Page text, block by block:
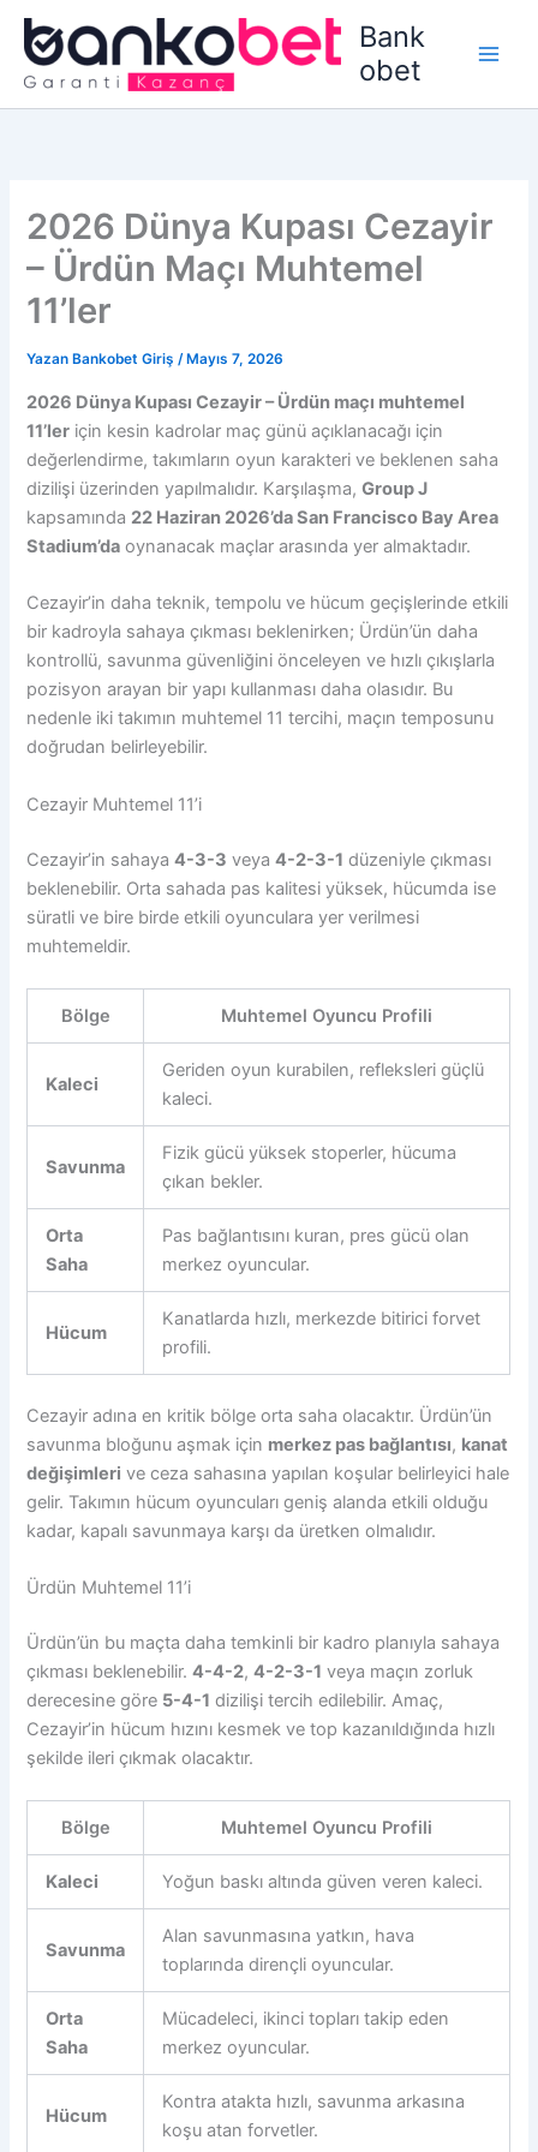
İçeriğe
Bank
obet
2026 Dünya Kupası Cezayir
– Ürdün Maçı Muhtemel
11’ler
Yazan Bankobet Giriş/ Mayıs 7, 2026
2026 Dünya Kupası Cezayir – Ürdün maçı muhtemel
11’ler için kesin kadrolar maç günü açıklanacağı için
değerlendirme, takımların oyun karakteri ve beklenen saha
dizilişi üzerinden yapılmalıdır. Karşılaşma,Group J
kapsamında 22 Haziran 2026’da San Francisco Bay Area
Stadium’da oynanacak maçlar arasında yer almaktadır.
Cezayir’in daha teknik, tempolu ve hücum geçişlerinde etkili
bir kadroyla sahaya çıkması beklenirken; Ürdün’ün daha
kontrollü, savunma güvenliğini önceleyen ve hızlı çıkışlarla
pozisyon arayan bir yapı kullanması daha olasıdır. Bu
nedenle iki takımın muhtemel 11 tercihi, maçın temposunu
doğrudan belirleyebilir.
Cezayir Muhtemel 11’i
Cezayir’in sahaya4-3-3 veya4-2-3-1 düzeniyle çıkması
beklenebilir. Orta sahada pas kalitesi yüksek, hücumda ise
süratli ve bire birde etkili oyunculara yer verilmesi
muhtemeldir.
Bölge Muhtemel Oyuncu Profili
Kaleci
Geriden oyun kurabilen, refleksleri güçlü
kaleci.
Savunma
Fizik gücü yüksek stoperler, hücuma
çıkan bekler.
Orta
Saha
Pas bağlantısını kuran, pres gücü olan
merkez oyuncular.
Hücum
Kanatlarda hızlı, merkezde bitirici forvet
profili.
Cezayir adına en kritik bölge orta saha olacaktır. Ürdün’ün
savunma bloğunu aşmak için merkez pas bağlantısı, kanat
değişimleri ve ceza sahasına yapılan koşular belirleyici hale
gelir. Takımın hücum oyuncuları geniş alanda etkili olduğu
kadar, kapalı savunmaya karşı da üretken olmalıdır.
Ürdün Muhtemel 11’i
Ürdün’ün bu maçta daha temkinli bir kadro planıyla sahaya
çıkması beklenebilir.4-4-2,4-2-3-1 veya maçın zorluk
derecesine göre 5-4-1 dizilişi tercih edilebilir. Amaç,
Cezayir’in hücum hızını kesmek ve top kazanıldığında hızlı
şekilde ileri çıkmak olacaktır.
Bölge Muhtemel Oyuncu Profili
Kaleci Yoğun baskı altında güven veren kaleci.
Savunma
Alan savunmasına yatkın, hava
toplarında dirençli oyuncular.
Orta
Saha
Mücadeleci, ikinci topları takip eden
merkez oyuncular.
Hücum
Kontra atakta hızlı, savunma arkasına
koşu atan forvetler.